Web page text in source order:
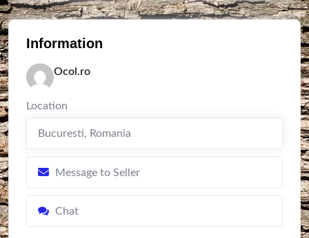
Information
Ocol.ro
Location
Bucuresti, Romania
Message to Seller
Chat